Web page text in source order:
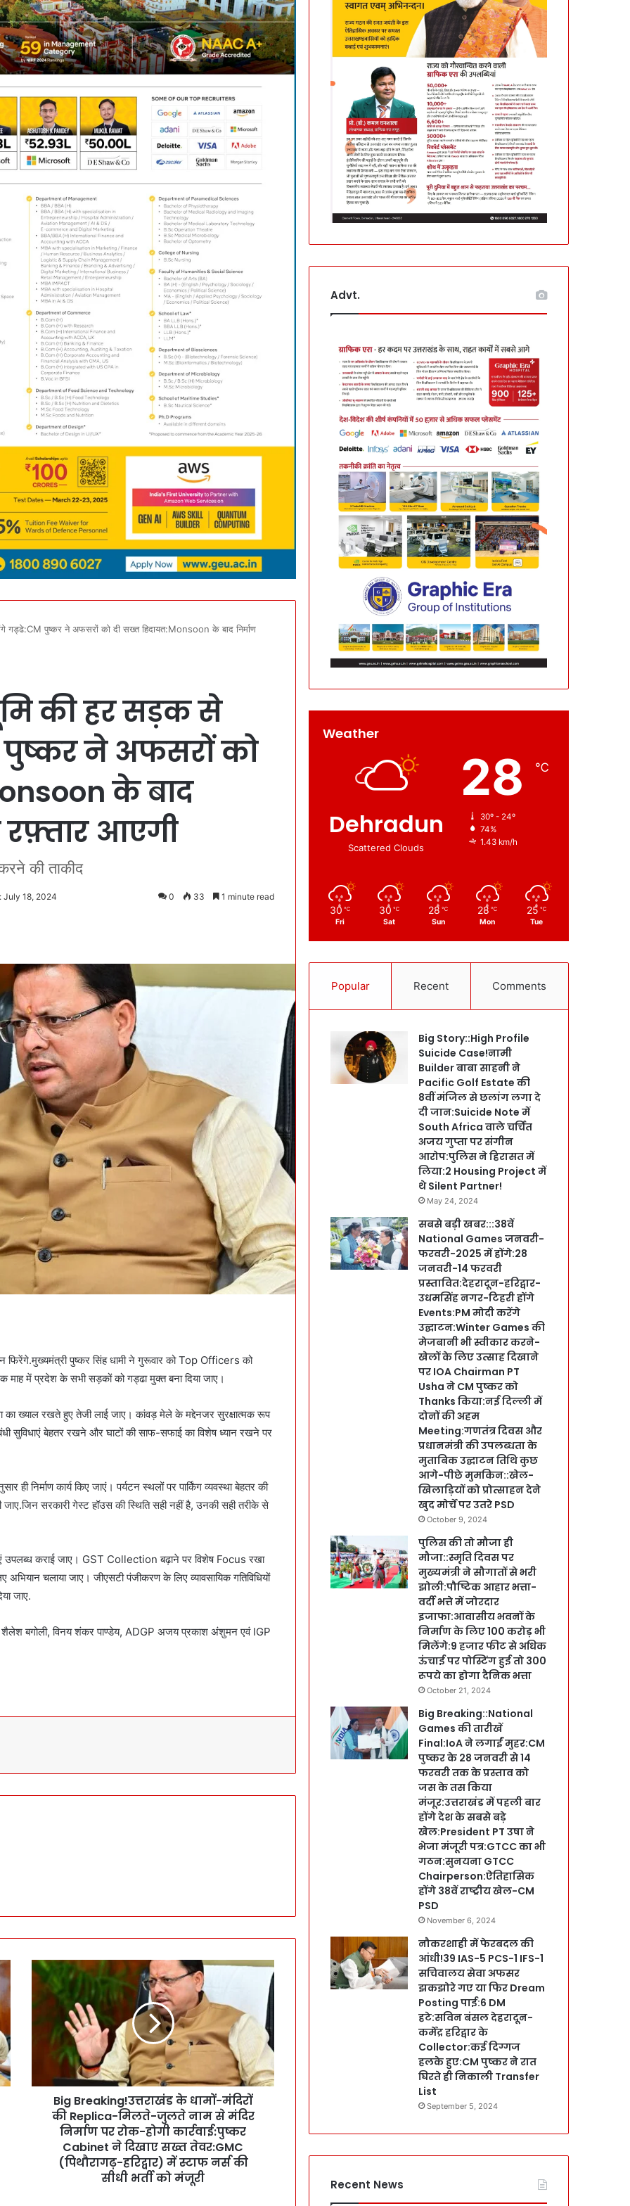
गड्ढे:CM पुष्कर ने अफसरों को दी सख्त हिदायत:Monsoon के बाद निर्माण
की हर सड़क से
पुष्कर ने अफसरों को
के बाद
रफ़्तार आएगी
की ताकीद
July 18, 2024 0 33 1 minute read
पुष्कर सिंह धामी ने गुरूवार को Top Officers को
माह में प्रदेश के सभी सड़कों को गड्ढा मुक्त बना दिया जाए।
का ख्याल रखते हुए तेजी लाई जाए। कांवड़ मेले के मद्देनजर सुरक्षात्मक रूप
सुविधाएं बेहतर रखने और घाटों की साफ-सफाई का विशेष ध्यान रखने पर
ही निर्माण कार्य किए जाएं। पर्यटन स्थलों पर पार्किंग व्यवस्था बेहतर की
जाए.जिन सरकारी गेस्ट हॉउस की स्थिति सही नहीं है, उनकी सही तरीके से
उपलब्ध कराई जाए। GST Collection बढ़ाने पर विशेष Focus रखा
चलाया जाए। जीएसटी पंजीकरण के लिए व्यावसायिक गतिविधियों
जाए.
बगोली, विनय शंकर पाण्डेय, ADGP अजय प्रकाश अंशुमन एवं IGP
B
B
r
i
Big Breaking!उत्तराखंड के धामों-मंदिरों
की Replica-मिलते-जुलते नाम से मंदिर
निर्माण पर रोक-होगी कार्रवाई:पुष्कर
Cabinet ने दिखाए सख्त तेवर:GMC
(पिथौरागढ़-हरिद्वार) में स्टाफ नर्स की
सीधी भर्ती को मंजूरी
Advt.
Weather
Dehradun
Scattered Clouds
28 ℃
30º - 24º
74%
1.43 km/h
30 ℃
Fri
30 ℃
Sat
28 ℃
Sun
28 ℃
Mon
25 ℃
Tue
Popular Recent Comments
Big Story::High Profile
Suicide Case!नामी
Builder बाबा साहनी ने
Pacific Golf Estate की
8वीं मंजिल से छलांग लगा दे
दी जान:Suicide Note में
South Africa वाले चर्चित
अजय गुप्ता पर संगीन
आरोप:पुलिस ने हिरासत में
लिया:2 Housing Project में
थे Silent Partner!
May 24, 2024
सबसे बड़ी खबर:::38वें
National Games जनवरी-
फरवरी-2025 में होंगे:28
जनवरी-14 फरवरी
प्रस्तावित:देहरादून-हरिद्वार-
उधमसिंह नगर-टिहरी होंगे
Events:PM मोदी करेंगे
उद्घाटन:Winter Games की
मेजबानी भी स्वीकार करने-
खेलों के लिए उत्साह दिखाने
पर IOA Chairman PT
Usha ने CM पुष्कर को
Thanks किया:नई दिल्ली में
दोनों की अहम
Meeting:गणतंत्र दिवस और
प्रधानमंत्री की उपलब्धता के
मुताबिक उद्घाटन तिथि कुछ
आगे-पीछे मुमकिन::खेल-
खिलाड़ियों को प्रोत्साहन देने
खुद मोर्चे पर उतरे PSD
October 9, 2024
पुलिस की तो मौजा ही
मौजा::स्मृति दिवस पर
मुख्यमंत्री ने सौगातों से भरी
झोली:पौष्टिक आहार भत्ता-
वर्दी भत्ते में जोरदार
इजाफा:आवासीय भवनों के
निर्माण के लिए 100 करोड़ भी
मिलेंगे:9 हजार फीट से अधिक
ऊंचाई पर पोस्टिंग हुई तो 300
रूपये का होगा दैनिक भत्ता
October 21, 2024
Big Breaking::National
Games की तारीखें
Final:IoA ने लगाईं मुहर:CM
पुष्कर के 28 जनवरी से 14
फरवरी तक के प्रस्ताव को
जस के तस किया
मंजूर:उत्तराखंड में पहली बार
होंगे देश के सबसे बड़े
खेल:President PT उषा ने
भेजा मंजूरी पत्र:GTCC का भी
गठन:सुनयना GTCC
Chairperson:ऐतिहासिक
होंगे 38वें राष्ट्रीय खेल-CM
PSD
November 6, 2024
नौकरशाही में फेरबदल की
आंधी!39 IAS-5 PCS-1 IFS-1
सचिवालय सेवा अफसर
झकझोरे गए या फिर Dream
Posting पाई:6 DM
हटे:सविन बंसल देहरादून-
कर्मेंद्र हरिद्वार के
Collector:कई दिग्गज
हलके हुए:CM पुष्कर ने रात
घिरते ही निकाली Transfer
List
September 5, 2024
Recent News